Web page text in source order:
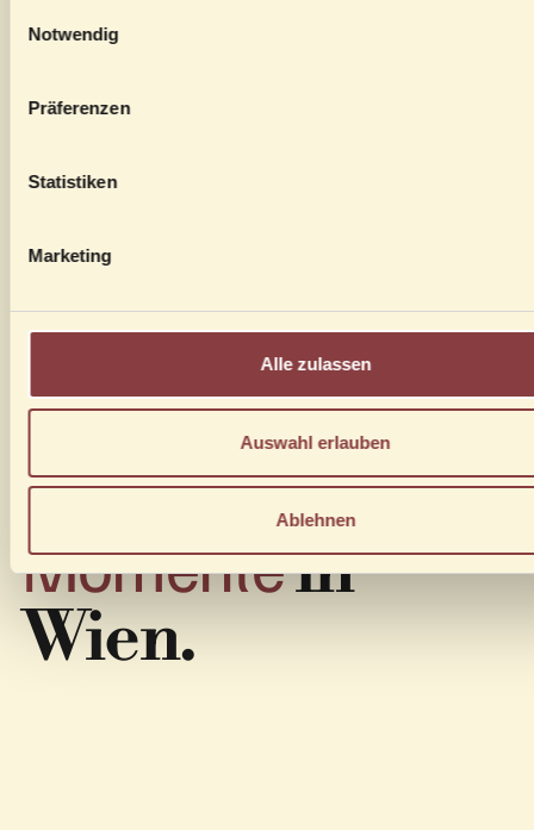
Notwendig
Präferenzen
Statistiken
Marketing
Alle zulassen
Auswahl erlauben
Ablehnen
Deine Location
fürbesondere
Momentein
Wien.